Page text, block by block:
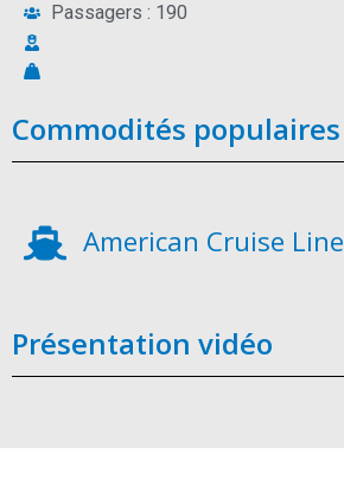
Passagers : 190
Commodités populaires
American Cruise Line
Présentation vidéo